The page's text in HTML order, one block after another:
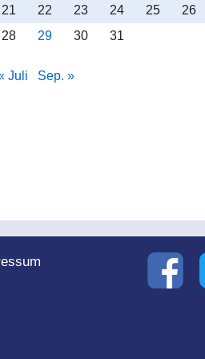
21
22 23 24 25 26
28
29 30 31
Juli Sep. »